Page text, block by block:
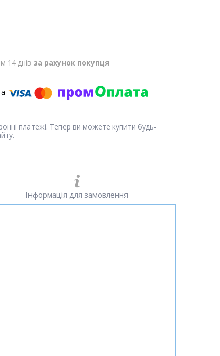
14 днів за рахунок покупця
платежі. Тепер ви можете купити будь-
Інформація для замовлення